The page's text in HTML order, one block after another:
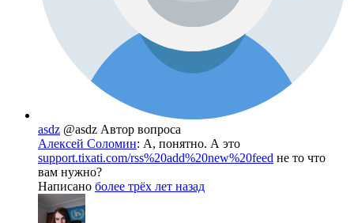
asdz @asdz Автор вопроса
Алексей Соломин: А, понятно. А это
support.tixati.com/rss%20add%20new%20feed не то что
вам нужно?
Написано более трёх лет назад